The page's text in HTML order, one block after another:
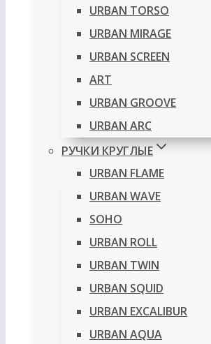
URBAN TORSO
URBAN MIRAGE
URBAN SCREEN
ART
URBAN GROOVE
URBAN ARC
РУЧКИ КРУГЛЫЕ
URBAN FLAME
URBAN WAVE
SOHO
URBAN ROLL
URBAN TWIN
URBAN SQUID
URBAN EXCALIBUR
URBAN AQUA